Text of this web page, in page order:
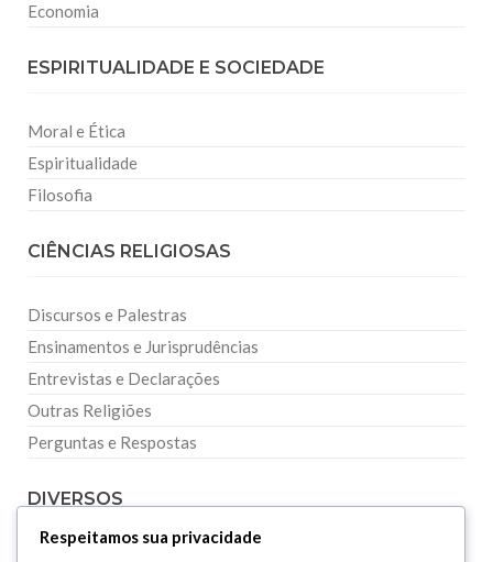
Economia
ESPIRITUALIDADE E SOCIEDADE
Moral e Ética
Espiritualidade
Filosofia
CIÊNCIAS RELIGIOSAS
Discursos e Palestras
Ensinamentos e Jurisprudências
Entrevistas e Declarações
Outras Religiões
Perguntas e Respostas
DIVERSOS
Respeitamos sua privacidade